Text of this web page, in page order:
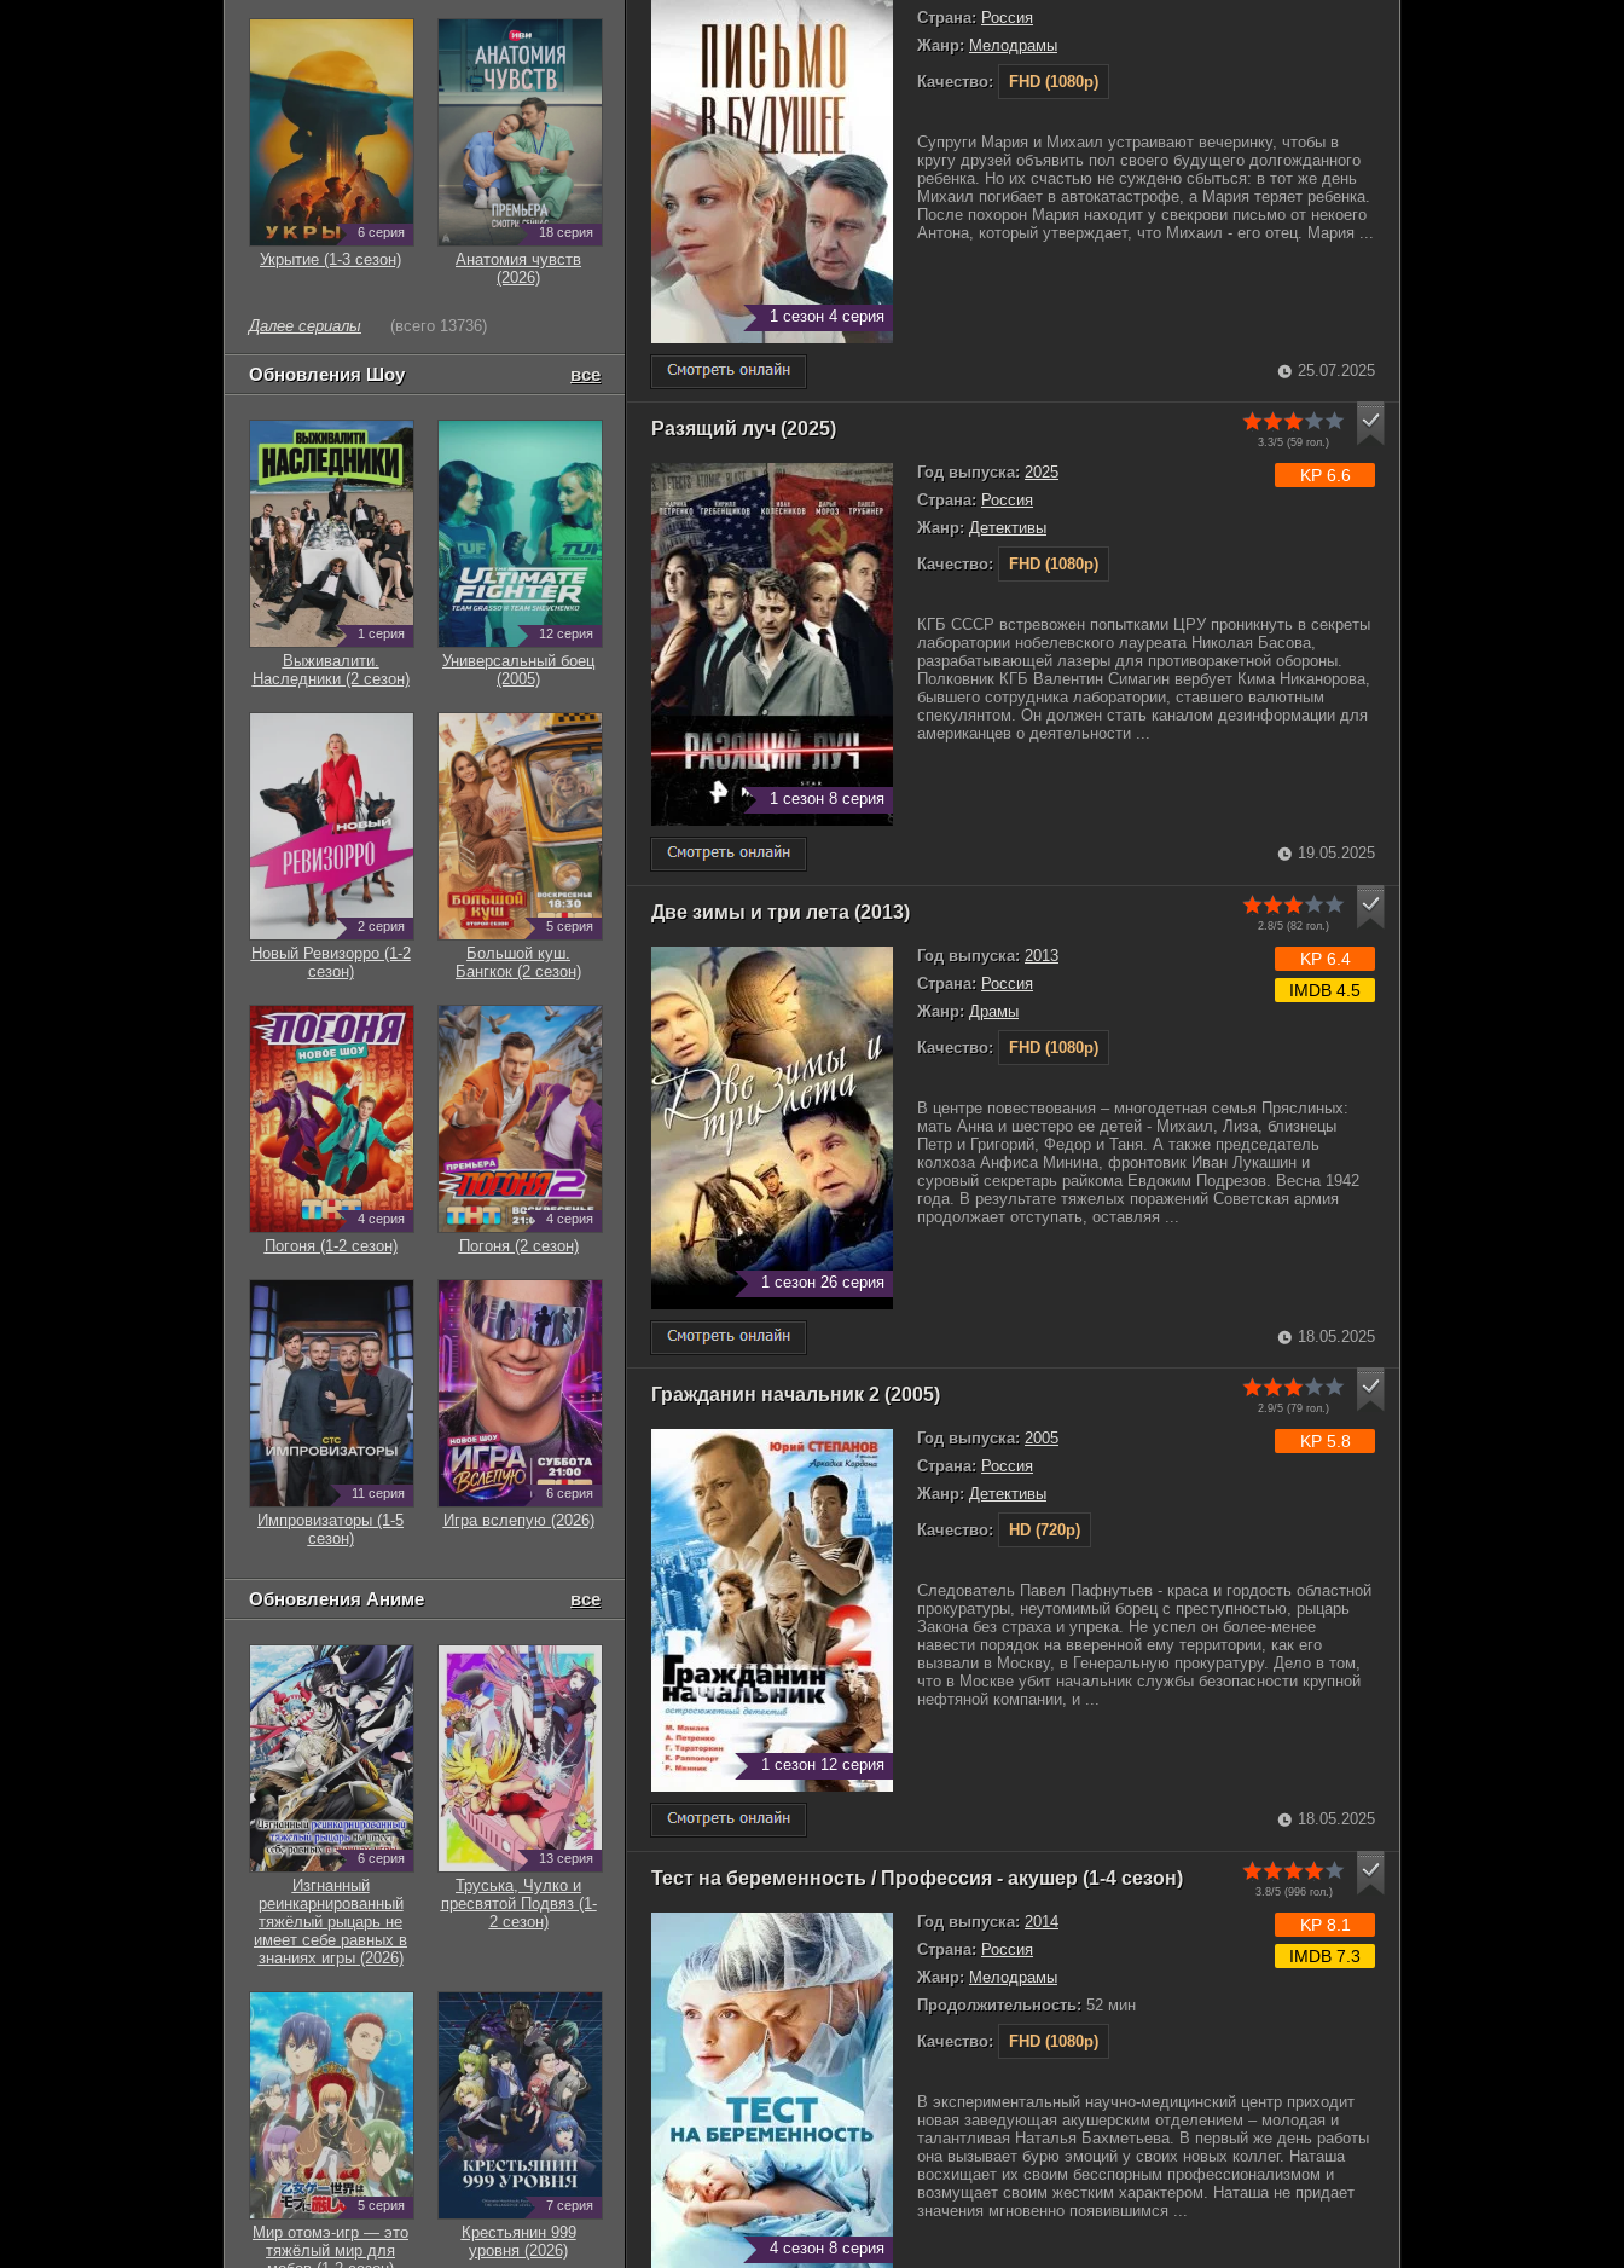
1 сезон 4 серия
Страна: Россия
Жанр: Мелодрамы
Качество:
FHD (1080p)
Супруги Мария и Михаил устраивают вечеринку, чтобы в
кругу друзей объявить пол своего будущего долгожданного
ребенка. Но их счастью не суждено сбыться: в тот же день
Михаил погибает в автокатастрофе, а Мария теряет ребенка.
После похорон Мария находит у свекрови письмо от некоего
Антона, который утверждает, что Михаил - его отец. Мария ...
25.07.2025
Разящий луч (2025)
3.3/5 (59 гол.)
1 сезон 8 серия
Год выпуска: 2025
Страна: Россия
Жанр: Детективы
Качество:
FHD (1080p)
KP 6.6
КГБ СССР встревожен попытками ЦРУ проникнуть в секреты
лаборатории нобелевского лауреата Николая Басова,
разрабатывающей лазеры для противоракетной обороны.
Полковник КГБ Валентин Симагин вербует Кима Никанорова,
бывшего сотрудника лаборатории, ставшего валютным
спекулянтом. Он должен стать каналом дезинформации для
американцев о деятельности ...
19.05.2025
Две зимы и три лета (2013)
2.8/5 (82 гол.)
1 сезон 26 серия
Год выпуска: 2013
Страна: Россия
Жанр: Драмы
Качество:
FHD (1080p)
KP 6.4
IMDB 4.5
В центре повествования – многодетная семья Пряслиных:
мать Анна и шестеро ее детей - Михаил, Лиза, близнецы
Петр и Григорий, Федор и Таня. А также председатель
колхоза Анфиса Минина, фронтовик Иван Лукашин и
суровый секретарь райкома Евдоким Подрезов. Весна 1942
года. В результате тяжелых поражений Советская армия
продолжает отступать, оставляя ...
18.05.2025
Гражданин начальник 2 (2005)
2.9/5 (79 гол.)
1 сезон 12 серия
Год выпуска: 2005
Страна: Россия
Жанр: Детективы
Качество:
HD (720p)
KP 5.8
Следователь Павел Пафнутьев - краса и гордость областной
прокуратуры, неутомимый борец с преступностью, рыцарь
Закона без страха и упрека. Не успел он более-менее
навести порядок на вверенной ему территории, как его
вызвали в Москву, в Генеральную прокуратуру. Дело в том,
что в Москве убит начальник службы безопасности крупной
нефтяной компании, и ...
18.05.2025
Тест на беременность / Профессия - акушер (1-4 сезон)
3.8/5 (996гол.)
4 сезон 8 серия
Год выпуска: 2014
Страна: Россия
Жанр: Мелодрамы
Продолжительность: 52 мин
Качество:
FHD (1080p)
KP 8.1
IMDB 7.3
В экспериментальный научно-медицинский центр приходит
новая заведующая акушерским отделением – молодая и
талантливая Наталья Бахметьева. В первый же день работы
она вызывает бурю эмоций у своих новых коллег. Наташа
восхищает их своим бесспорным профессионализмом и
возмущает своим жестким характером. Наташа не придает
значения мгновенно появившимся ...
6 серия
Укрытие (1-3 сезон)
18 серия
Анатомия чувств
(2026)
Далее сериалы (всего 13736)
Обновления Шоу все
1 серия
Выживалити.
Наследники (2 сезон)
12 серия
Универсальный боец
(2005)
2 серия
Новый Ревизорро (1-2
сезон)
5 серия
Большой куш.
Бангкок (2 сезон)
4 серия
Погоня (1-2 сезон)
4 серия
Погоня (2 сезон)
11 серия
Импровизаторы (1-5
сезон)
6 серия
Игра вслепую (2026)
Обновления Аниме все
6 серия
Изгнанный
реинкарнированный
тяжёлый рыцарь не
имеет себе равных в
знаниях игры (2026)
13 серия
Труська, Чулко и
пресвятой Подвяз (1-
2 сезон)
5 серия
Мир отомэ-игр — это
тяжёлый мир для
7 серия
Крестьянин 999
уровня (2026)